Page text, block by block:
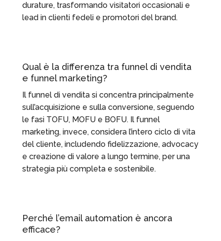
durature, trasformando visitatori occasionali e
lead in clienti fedeli e promotori del brand.
Qual è la differenza tra funnel di vendita
e funnel marketing?
Il funnel di vendita si concentra principalmente
sull’acquisizione e sulla conversione, seguendo
le fasi TOFU, MOFU e BOFU. Il funnel
marketing, invece, considera l’intero ciclo di vita
del cliente, includendo fidelizzazione, advocacy
e creazione di valore a lungo termine, per una
strategia più completa e sostenibile.
Perché l’email automation è ancora
efficace?